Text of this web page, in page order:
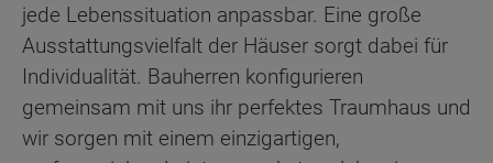
jede Lebenssituation anpassbar. Eine große
Ausstattungsvielfalt der Häuser sorgt dabei für
Individualität. Bauherren konfigurieren
gemeinsam mit uns ihr perfektes Traumhaus und
wir sorgen mit einem einzigartigen,